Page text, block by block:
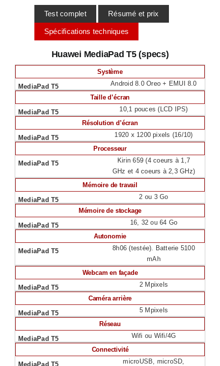
Test complet Résumé et prix
Spécifications techniques
Huawei MediaPad T5 (specs)
Système
Android 8.0 Oreo + EMUI 8.0
Taille d’écran
10,1 pouces (LCD IPS)
Résolution d’écran
1920 x 1200 pixels (16/10)
Processeur
Kirin 659 (4 coeurs à 1,7
GHz et 4 coeurs à 2,3 GHz)
Mémoire de travail
2 ou 3 Go
Mémoire de stockage
16, 32 ou 64 Go
Autonomie
8h06 (testée). Batterie 5100
mAh
Webcam en façade
2 Mpixels
Caméra arrière
5 Mpixels
Réseau
Wifi ou Wifi/4G
Connectivité
microUSB, microSD,